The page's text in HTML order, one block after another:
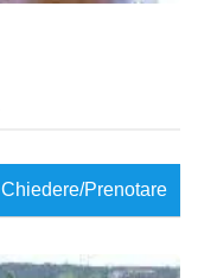
Chiedere/Prenotare